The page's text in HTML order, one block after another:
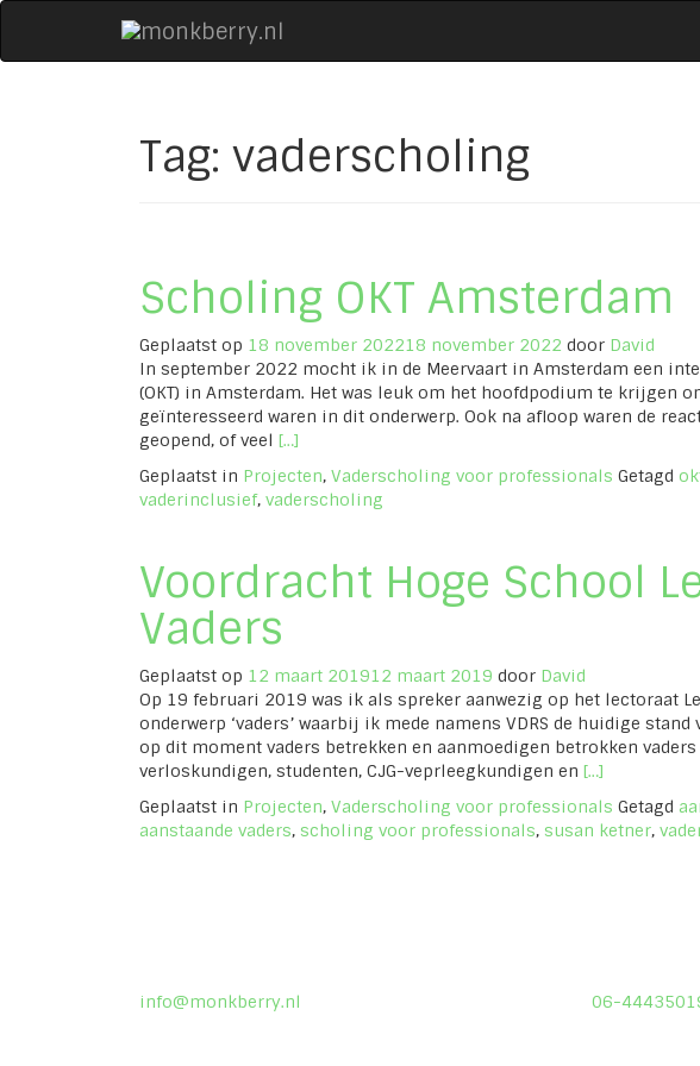
inhoud
Tag: vaderscholing
Scholing OKT Amsterdam
Geplaatst op 18 november 202218 november 2022 door David
In september 2022 mocht ik in de Meervaart in Amsterdam een
(OKT) in Amsterdam. Het was leuk om het hoofdpodium te krijgen
geïnteresseerd waren in dit onderwerp. Ook na afloop waren de
geopend, of veel Lees
overScholing
OKT
[…]
Geplaatst in Projecten, Vaderscholing voor professionals Getagd
vaderinclusief, vaderscholing
Voordracht Hoge School
Vaders
Geplaatst op 12 maart 201912 maart 2019 door David
Op 19 februari 2019 was ik als spreker aanwezig op het lectoraat
onderwerp ‘vaders’ waarbij ik mede namens VDRS de huidige
op dit moment vaders betrekken en aanmoedigen betrokken
verloskundigen, studenten, CJG-veprleegkundigen en Lees
Hoge
[…]
Geplaatst in Projecten, Vaderscholing voor professionals Getagd
aanstaande vaders, scholing voor professionals, susan ketner,
info@monkberry.nl 06-